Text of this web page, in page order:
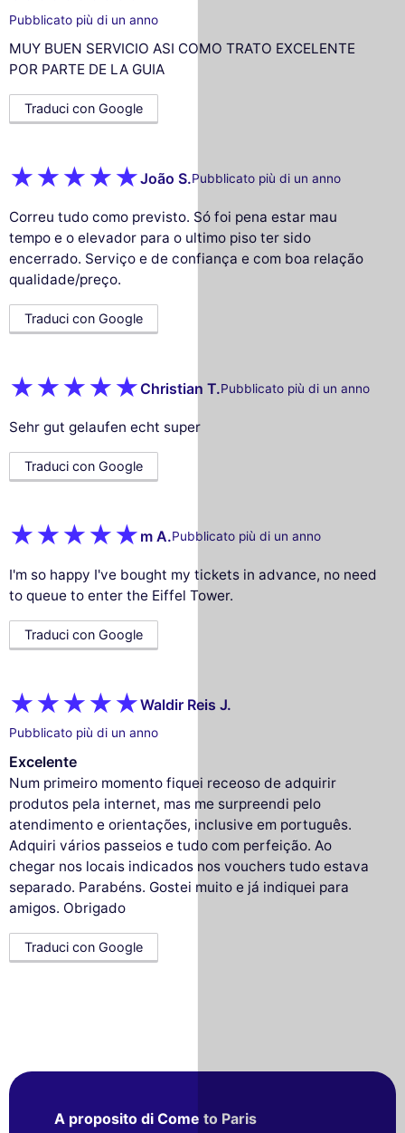
Pubblicato più di un anno
MUY BUEN SERVICIO ASI COMO TRATO EXCELENTE
POR PARTE DE LA GUIA
Traduci con Google
João S.Pubblicato più di un anno
Correu tudo como previsto. Só foi pena estar mau
tempo e o elevador para o ultimo piso ter sido
encerrado. Serviço e de confiança e com boa relação
qualidade/preço.
Traduci con Google
Christian T.Pubblicato più di un anno
Sehr gut gelaufen echt super
Traduci con Google
m A.Pubblicato più di un anno
I'm so happy I've bought my tickets in advance, no need
to queue to enter the Eiffel Tower.
Traduci con Google
Waldir Reis J.
Pubblicato più di un anno
Excelente
Num primeiro momento fiquei receoso de adquirir
produtos pela internet, mas me surpreendi pelo
atendimento e orientações, inclusive em português.
Adquiri vários passeios e tudo com perfeição. Ao
chegar nos locais indicados nos vouchers tudo estava
separado. Parabéns. Gostei muito e já indiquei para
amigos. Obrigado
Traduci con Google
A proposito di Come to Paris